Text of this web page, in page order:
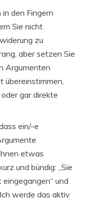
den Fingern
Sie nicht
zu
aber setzen Sie
Argumenten
übereinstimmen,
gar direkte
ein/-e
etwas
und bündig: „Sie
und
werde das aktiv